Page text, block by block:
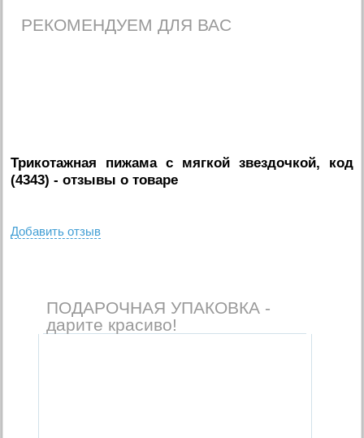
РЕКОМЕНДУЕМ ДЛЯ ВАС
Трикотажная пижама с мягкой звездочкой, код
(4343) - отзывы о товаре
Добавить отзыв
ПОДАРОЧНАЯ УПАКОВКА -
дарите красиво!